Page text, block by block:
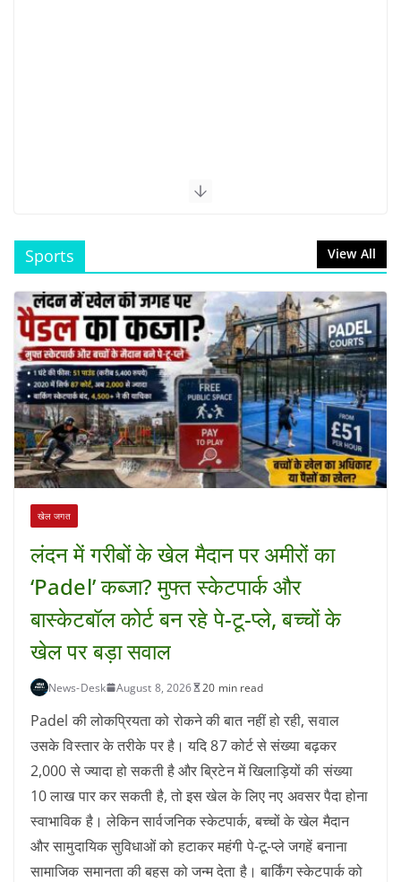
Sports View All
खेल जगत
लंदन में गरीबों के खेल मैदान पर अमीरों का
‘Padel’ कब्जा? मुफ्त स्केटपार्क और
बास्केटबॉल कोर्ट बन रहे पे-टू-प्ले, बच्चों के
खेल पर बड़ा सवाल
News-Desk August 8, 2026 20 min read
Padel की लोकप्रियता को रोकने की बात नहीं हो रही, सवाल
उसके विस्तार के तरीके पर है। यदि 87 कोर्ट से संख्या बढ़कर
2,000 से ज्यादा हो सकती है और ब्रिटेन में खिलाड़ियों की संख्या
10 लाख पार कर सकती है, तो इस खेल के लिए नए अवसर पैदा होना
स्वाभाविक है। लेकिन सार्वजनिक स्केटपार्क, बच्चों के खेल मैदान
और सामुदायिक सुविधाओं को हटाकर महंगी पे-टू-प्ले जगहें बनाना
सामाजिक समानता की बहस को जन्म देता है। बार्किंग स्केटपार्क को